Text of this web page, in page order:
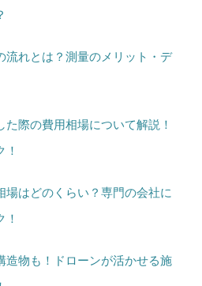
流れとは？測量のメリット・デ
た際の費用相場について解説！
場はどのくらい？専門の会社に
造物も！ドローンが活かせる施